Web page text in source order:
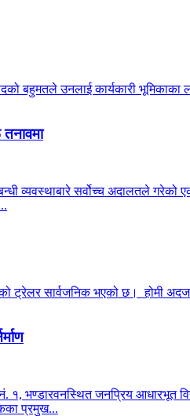
बहुमतले उनलाई कार्यकारी
व्यवस्थाबारे सर्वोच्च अदालतले
सार्वजनिक भएको छ। होमी
१, भण्डारवनस्थित जनप्रिय
प्रमुख...